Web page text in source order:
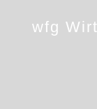
wfg